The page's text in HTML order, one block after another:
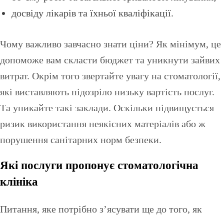
досвіду лікарів та їхньої кваліфікації.
Чому важливо завчасно знати ціни? Як мінімум, це
допоможе вам скласти бюджет та уникнути зайвих
витрат. Окрім того звертайте увагу на стоматології,
які виставляють підозріло низьку вартість послуг.
Та уникайте такі заклади. Оскільки підвищується
ризик використання неякісних матеріалів або ж
порушення санітарних норм безпеки.
Які послуги пропонує стоматологічна
клініка
Питання, яке потрібно з’ясувати ще до того, як